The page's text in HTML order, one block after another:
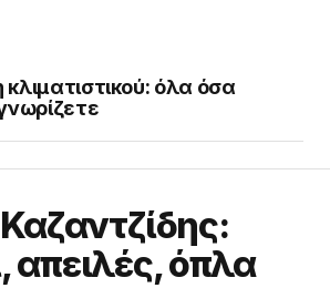
όλα όσα
απειλές, όπλα